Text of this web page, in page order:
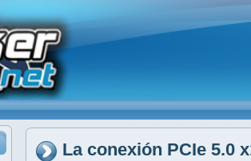
La conexión PCIe 5.0